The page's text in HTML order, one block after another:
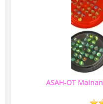
ASAH-OT